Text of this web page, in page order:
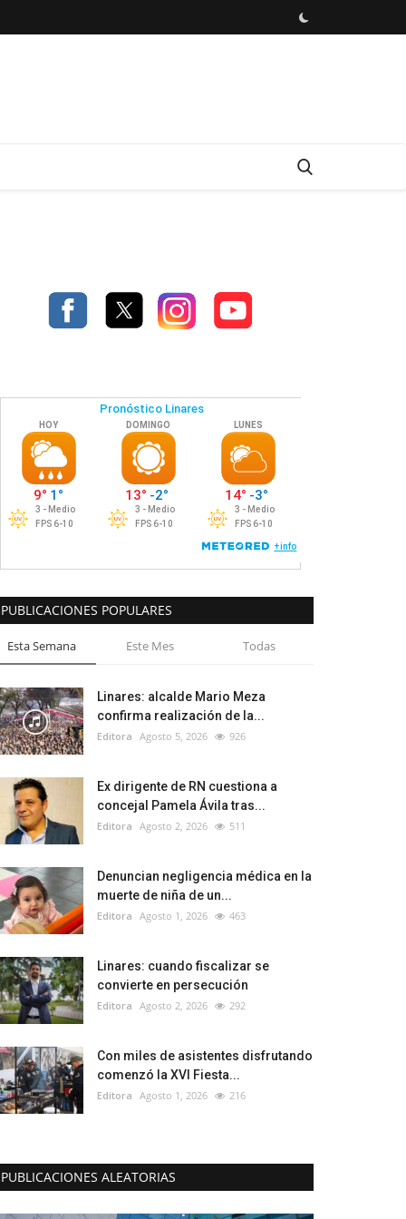
PUBLICACIONES POPULARES
Esta Semana Este Mes Todas
Linares: alcalde Mario Meza
confirma realización de la...
Editora Agosto 5, 2026 926
Ex dirigente de RN cuestiona a
concejal Pamela Ávila tras...
Editora Agosto 2, 2026 511
Denuncian negligencia médica en la
muerte de niña de un...
Editora Agosto 1, 2026 463
Linares: cuando fiscalizar se
convierte en persecución
Editora Agosto 2, 2026 292
Con miles de asistentes disfrutando
comenzó la XVI Fiesta...
Editora Agosto 1, 2026 216
PUBLICACIONES ALEATORIAS